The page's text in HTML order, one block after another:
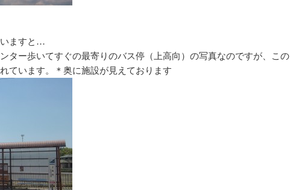
いますと…
ター歩いてすぐの最寄りのバス停（上高向）の写真なのですが、この